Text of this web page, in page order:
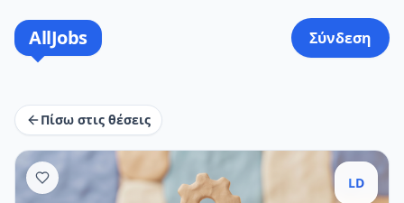
AllJobs Σύνδεση
Πίσω στις θέσεις
LD